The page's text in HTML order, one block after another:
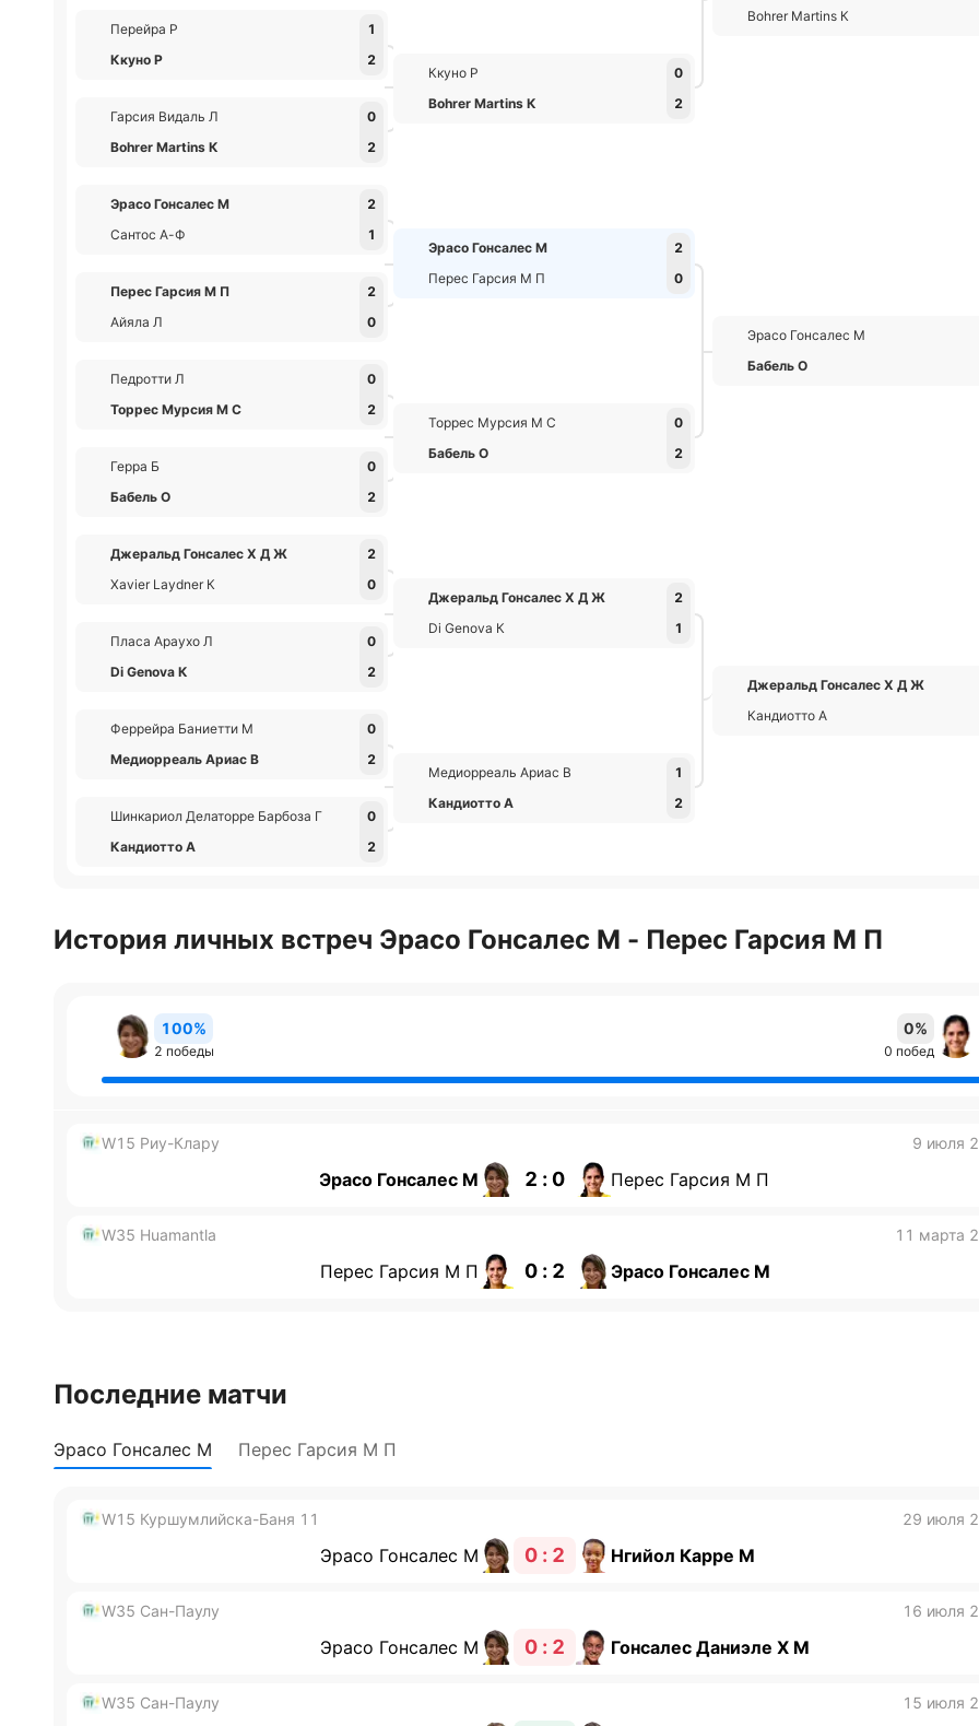
Перейра Р
1
Ккуно Р
2
Гарсия Видаль Л
0
Bohrer Martins К
2
Эрасо Гонсалес М
2
Сантос А-Ф
1
Перес Гарсия М П
2
Айяла Л
0
Педротти Л
0
Торрес Мурсия М С
2
Герра Б
0
Бабель О
2
Джеральд Гонсалес Х Д Ж
2
Xavier Laydner К
0
Пласа Араухо Л
0
Di Genova К
2
Феррейра Баниетти М
0
Медиорреаль Ариас В
2
Шинкариол Делаторре Барбоза Г
0
Кандиотто А
2
Ккуно Р
0
Bohrer Martins К
2
Эрасо Гонсалес М
2
Перес Гарсия М П
0
Торрес Мурсия М С
0
Бабель О
2
Джеральд Гонсалес Х Д Ж
2
Di Genova К
1
Медиорреаль Ариас В
1
Кандиотто А
2
Bohrer Martins К
Эрасо Гонсалес М
Бабель О
Джеральд Гонсалес Х Д Ж
Кандиотто А
История личных встреч Эрасо Гонсалес М - Перес Гарсия М П
100%
2 победы
0%
0 побед
W15 Риу-Клару 9 июля
Эрасо Гонсалес М 2 : 0 Перес Гарсия М П
W35 Huamantla 11 марта
Перес Гарсия М П 0 : 2 Эрасо Гонсалес М
Последние матчи
Эрасо Гонсалес М Перес Гарсия М П
W15 Куршумлийска-Баня 11 29 июля
Эрасо Гонсалес М 0 : 2 Нгийол Карре М
W35 Сан-Паулу 16 июля
Эрасо Гонсалес М 0 : 2 Гонсалес Даниэле Х М
W35 Сан-Паулу 15 июля